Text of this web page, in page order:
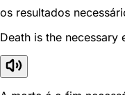
os resultados
Death is the necessary